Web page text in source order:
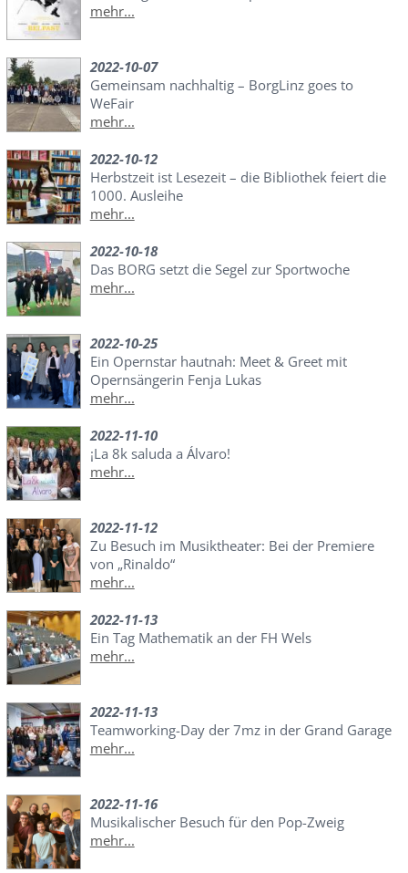
mehr...
2022-10-07
Gemeinsam nachhaltig – BorgLinz goes to
WeFair
mehr...
2022-10-12
Herbstzeit ist Lesezeit – die Bibliothek feiert die
1000. Ausleihe
mehr...
2022-10-18
Das BORG setzt die Segel zur Sportwoche
mehr...
2022-10-25
Ein Opernstar hautnah: Meet & Greet mit
Opernsängerin Fenja Lukas
mehr...
2022-11-10
¡La 8k saluda a Álvaro!
mehr...
2022-11-12
Zu Besuch im Musiktheater: Bei der Premiere
von „Rinaldo“
mehr...
2022-11-13
Ein Tag Mathematik an der FH Wels
mehr...
2022-11-13
Teamworking-Day der 7mz in der Grand Garage
mehr...
2022-11-16
Musikalischer Besuch für den Pop-Zweig
mehr...